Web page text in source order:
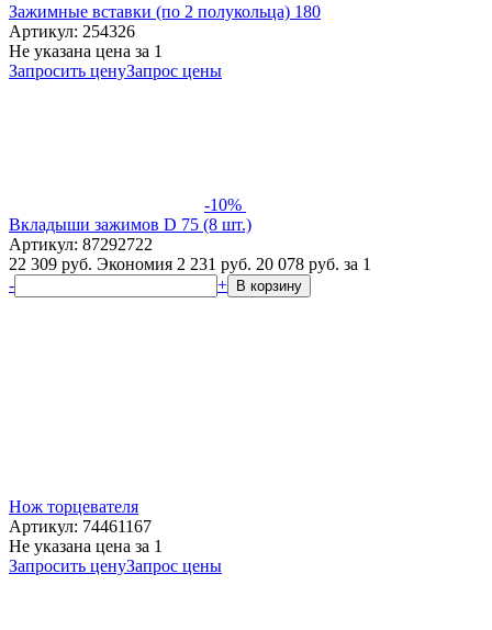
Зажимные вставки (по 2 полукольца) 180
Артикул: 254326
Не указана цена за 1
Запросить ценуЗапрос цены
-10%
Вкладыши зажимов D 75 (8 шт.)
Артикул: 87292722
22 309 руб. Экономия 2 231 руб. 20 078 руб. за 1
-
+ В корзину
Нож торцевателя
Артикул: 74461167
Не указана цена за 1
Запросить ценуЗапрос цены